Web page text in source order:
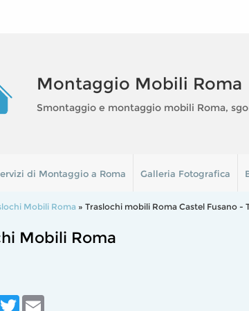
Montaggio Mobili Roma
Smontaggio e montaggio mobili Roma,
di Montaggio a Roma Galleria Fotografica
Mobili Roma » Traslochi mobili Roma Castel Fusano -
Mobili Roma
Twitter